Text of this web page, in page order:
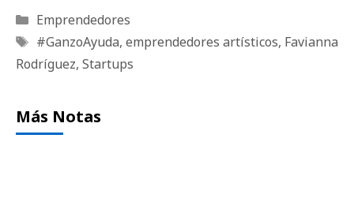
Categorías
Emprendedores
Etiquetas
#GanzoAyuda, emprendedores artísticos, Favianna
Rodríguez, Startups
Más Notas